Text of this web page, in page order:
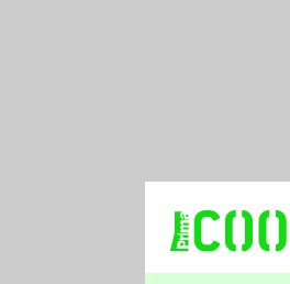
TŘESKU